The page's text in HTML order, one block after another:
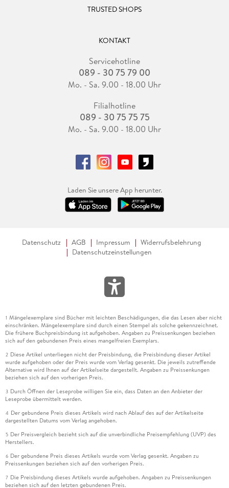
TRUSTED SHOPS
KONTAKT
Servicehotline
089 - 30 75 79 00
Mo. - Sa. 9.00 - 18.00 Uhr
Filialhotline
089 - 30 75 75 75
Mo. - Sa. 9.00 - 18.00 Uhr
Laden Sie unsere App herunter.
Datenschutz AGB Impressum
Widerrufsbelehrung
Datenschutzeinstellungen
1 Mängelexemplare sind Bücher mit leichten Beschädigungen, die das Lesen aber nicht
einschränken. Mängelexemplare sind durch einen Stempel als solche gekennzeichnet.
Die frühere Buchpreisbindung ist aufgehoben. Angaben zu Preissenkungen beziehen
sich auf den gebundenen Preis eines mangelfreien Exemplars.
2 Diese Artikel unterliegen nicht der Preisbindung, die Preisbindung dieser Artikel
wurde aufgehoben oder der Preis wurde vom Verlag gesenkt. Die jeweils zutreffende
Alternative wird Ihnen auf der Artikelseite dargestellt. Angaben zu Preissenkungen
beziehen sich auf den vorherigen Preis.
3 Durch Öffnen der Leseprobe willigen Sie ein, dass Daten an den Anbieter der
Leseprobe übermittelt werden.
4 Der gebundene Preis dieses Artikels wird nach Ablauf des auf der Artikelseite
dargestellten Datums vom Verlag angehoben.
5 Der Preisvergleich bezieht sich auf die unverbindliche Preisempfehlung (UVP) des
Herstellers.
6 Der gebundene Preis dieses Artikels wurde vom Verlag gesenkt. Angaben zu
Preissenkungen beziehen sich auf den vorherigen Preis.
7 Die Preisbindung dieses Artikels wurde aufgehoben. Angaben zu Preissenkungen
beziehen sich auf den letzten gebundenen Preis.